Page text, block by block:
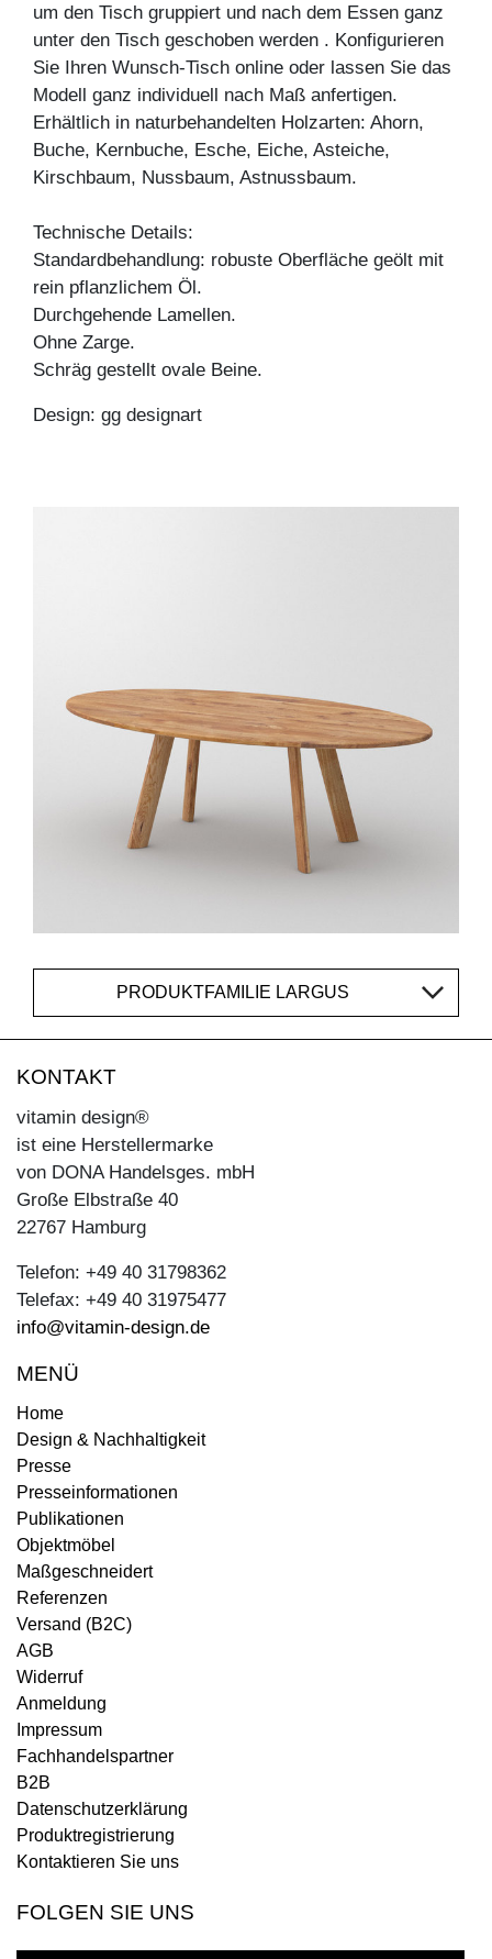
um den Tisch gruppiert und nach dem Essen ganz
unter den Tisch geschoben werden . Konfigurieren
Sie Ihren Wunsch-Tisch online oder lassen Sie das
Modell ganz individuell nach Maß anfertigen.
Erhältlich in naturbehandelten Holzarten: Ahorn,
Buche, Kernbuche, Esche, Eiche, Asteiche,
Kirschbaum, Nussbaum, Astnussbaum.
Technische Details:
Standardbehandlung: robuste Oberfläche geölt mit
rein pflanzlichem Öl.
Durchgehende Lamellen.
Ohne Zarge.
Schräg gestellt ovale Beine.
Design: gg designart
PRODUKTFAMILIE LARGUS
KONTAKT
vitamin design®
ist eine Herstellermarke
von DONA Handelsges. mbH
Große Elbstraße 40
22767 Hamburg
Telefon: +49 40 31798362
Telefax: +49 40 31975477
info@vitamin-design.de
MENÜ
Home
Design & Nachhaltigkeit
Presse
Presseinformationen
Publikationen
Objektmöbel
Maßgeschneidert
Referenzen
Versand (B2C)
AGB
Widerruf
Anmeldung
Impressum
Fachhandelspartner
B2B
Datenschutzerklärung
Produktregistrierung
Kontaktieren Sie uns
FOLGEN SIE UNS